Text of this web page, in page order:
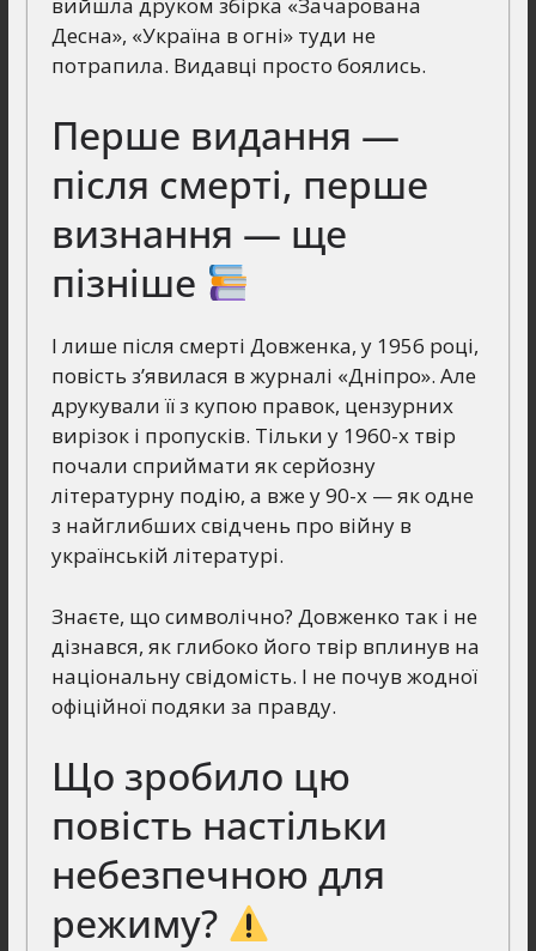
Десна», «Україна в огні» туди не
потрапила. Видавці просто боялись.
Перше видання —
після смерті, перше
визнання — ще
пізніше
І лише після смерті Довженка, у 1956 році,
повість з’явилася в журналі «Дніпро». Але
друкували її з купою правок, цензурних
вирізок і пропусків. Тільки у 1960-х твір
почали сприймати як серйозну
літературну подію, а вже у 90-х — як одне
з найглибших свідчень про війну в
українській літературі.
Знаєте, що символічно? Довженко так і не
дізнався, як глибоко його твір вплинув на
національну свідомість. І не почув жодної
офіційної подяки за правду.
Що зробило цю
повість настільки
небезпечною для
режиму?